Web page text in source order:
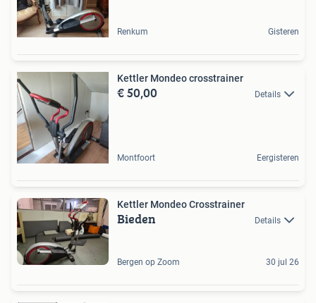
Renkum Gisteren
Kettler Mondeo crosstrainer
€ 50,00 Details
Montfoort Eergisteren
Kettler Mondeo Crosstrainer
Bieden Details
Bergen op Zoom 30 jul 26